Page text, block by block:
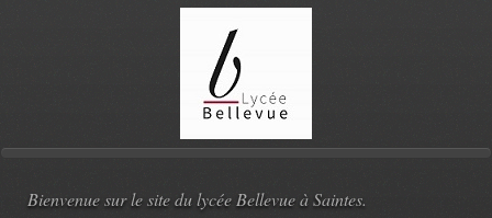
Bienvenue sur le site du lycée Bellevue à Saintes.